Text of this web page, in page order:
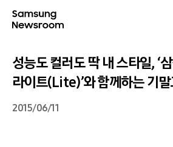
성능도 컬러도 딱 내 스타일, ‘
라이트(Lite)’와 함께하는 기
2015/06/11